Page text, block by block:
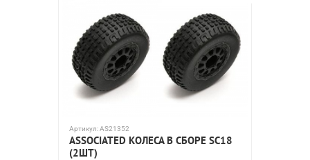
Артикул:AS21352
ASSOCIATED КОЛЕСА В СБОРЕ SC18
(2ШТ)